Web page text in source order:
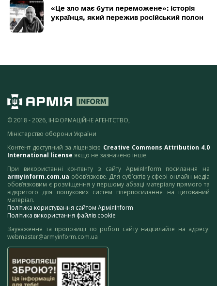
«Це зло має бути переможене»: історія
українця, який пережив російський полон
© 2018 - 2026, ІНФОРМАЦІЙНЕ АГЕНТСТВО,
Міністерство оборони України
Контент доступний за ліцензією Creative Commons Attribution 4.0
International license якщо не зазначено інше.
При використанні контенту з сайту АрміяInform посилання на
armyinform.com.ua обов’язкове. Для суб’єктів у сфері онлайн-медіа
обов’язковим є розміщення у першому абзаці матеріалу прямого та
відкритого для пошукових систем гіперпосилання на цитований
матеріал.
Політика користування сайтом АрміяInform
Політика використання файлів cookie
Зауваження та пропозиції по роботі сайту надсилайте на адресу:
webmaster@armyinform.com.ua